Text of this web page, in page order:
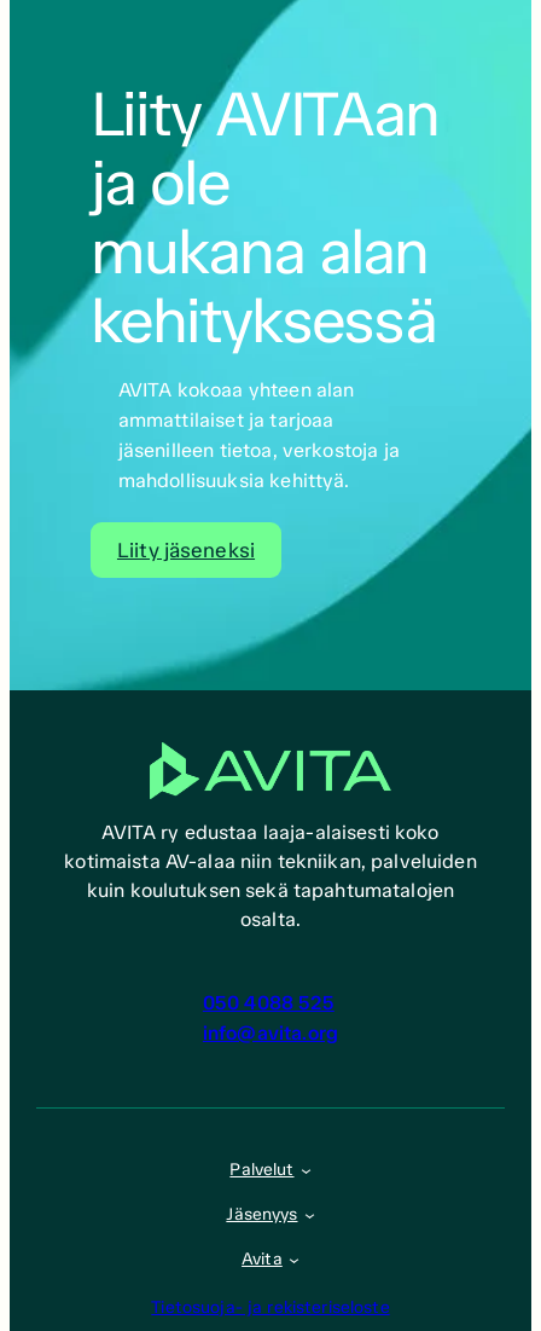
Liity AVITAan
ja ole
mukana alan
kehityksessä
AVITA kokoaa yhteen alan
ammattilaiset ja tarjoaa
jäsenilleen tietoa, verkostoja ja
mahdollisuuksia kehittyä.
Liity jäseneksi
AVITA ry edustaa laaja-alaisesti koko
kotimaista AV-alaa niin tekniikan, palveluiden
kuin koulutuksen sekä tapahtumatalojen
osalta.
050 4088 525
info@avita.org
Palvelut
Jäsenyys
Avita
Tietosuoja- ja rekisteriseloste